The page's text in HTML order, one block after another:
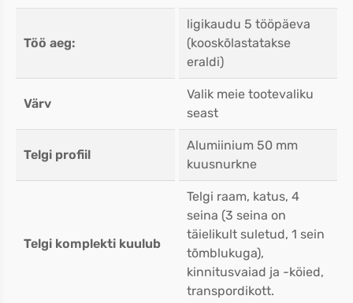
Töö aeg:
ligikaudu 5 tööpäeva
(kooskõlastatakse
eraldi)
Värv
Valik meie tootevaliku
seast
Telgi profiil
Alumiinium 50 mm
kuusnurkne
Telgi komplekti kuulub
Telgi raam, katus, 4
seina (3 seina on
täielikult suletud, 1 sein
tõmblukuga),
kinnitusvaiad ja -köied,
transpordikott.